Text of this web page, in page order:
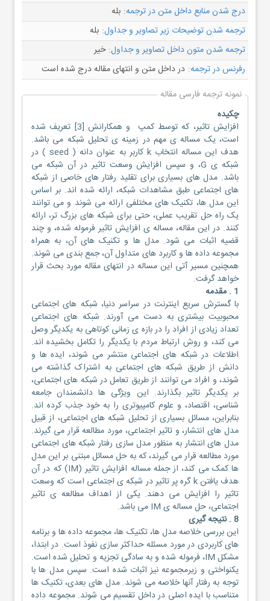
درج شدن منابع داخل متن در ترجمه: بله
ترجمه شدن توضیحات زیر تصاویر و جداول: بله
ترجمه شدن متون داخل تصاویر و جداول: خیر
رفرنس در ترجمه: در داخل متن و انتهای مقاله درج شده است
نمونه ترجمه فارسی مقاله
چکیده
افزایش تاثیر، که توسط کمپ و همکارانش [3] تعریف شده
است، یک مساله ی مهم در زمینه ی تحلیل شبکه می باشد.
هدف این مساله انتخاب k کاربر به عنوان دانه ( seed ) در
شبکه ی G، و سپس افزایش وسعت تاثیر در آن شبکه می
باشد. مدل های بسیاری برای تقلید رفتار های خاصی از شبکه
های اجتماعی طبق مشاهدات شبکه، ارائه شده اند. بر اساس
این مدل ها، تکنیک های مختلفی ارائه می شوند و می توانند
یک راه حل تقریب عملی، حتی برای شبکه های بزرگ تر، ارائه
کنند. در این مقاله، مساله ی افزایش تاثیر فرموله شده، و چند
قضیه اثبات می شود. مدل ها و تکنیک های آن، به همراه
مجموعه داده ها و کاربرد های متداول آن، جمع بندی می شوند.
همچنین مسیر آتی این مساله در انتهای مقاله مورد بحث قرار
خواهد گرفت.
1 . مقدمه
با گسترش سریع اینترنت در سراسر دنیا، شبکه های اجتماعی
محبوبیت بیشتری به دست می آورند. شبکه های اجتماعی
تعداد زیادی از افراد را در بازه ی زمانی کوتاهی به یکدیگر وصل
می کند، و روش ارتباط مردم با یکدیگر را تکامل بخشیده اند.
اطلاعات در شبکه های اجتماعی منتشر می شوند، ایده ها و
دانش از طریق شبکه های اجتماعی به اشتراک گذاشته می
شوند، و افراد می توانند از طریق تعامل در شبکه های اجتماعی،
بر یکدیگر تاثیر بگذارند. این ویژگی ها دانشمندان جامعه
شناسی، اقتصاد، و علوم کامپیوتری را به خود جذب کرده اند.
بنابراین، مسائل بسیاری از تحلیل شبکه های اجتماعی، از قبیل
مدل های انتشار، و تاثیر اجتماعی، مورد مطالعه قرار می گیرند.
مدل های انتشار به منظور مدل سازی رفتار شبکه های اجتماعی
مورد مطالعه قرار می گیرند، که به حل مسائل مبتنی بر این مدل
ها کمک می کند، از جمله مساله افزایش تاثیر (IM) که در آن
هدف یافتن k گره پر تاثیر در شبکه ی اجتماعی است که وسعت
تاثیر را افزایش می دهند. یکی از اهداف مطالعه ی تاثیر
اجتماعی، حل مساله ی IM می باشد.
8 . نتیجه گیری
این بررسی خلاصه مدل ها، تکنیک ها، مجموعه داده ها و برنامه
های کاربردی در مورد مسئله حداکثر سازی نفوذ است. در ابتدا،
مشکل IM، فرموله شده و به سادگی تجزیه و تحلیل شده است.
یکنواختی و زیرمجموعه نیز اثبات شده است. سپس مدل ها با
توجه به رفتار آنها خلاصه می شوند. مدل های بعدی، تکنیک ها
متناسب با ایده اصلی در داخل تقسیم می شوند. مجموعه داده